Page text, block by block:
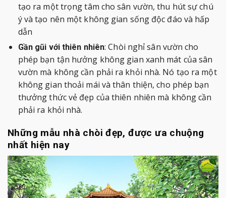
tạo ra một trọng tâm cho sân vườn, thu hút sự chú
ý và tạo nên một không gian sống độc đáo và hấp
dẫn
Gần gũi với thiên nhiên: Chòi nghỉ sân vườn cho
phép bạn tận hưởng không gian xanh mát của sân
vườn mà không cần phải ra khỏi nhà. Nó tạo ra một
không gian thoải mái và thân thiện, cho phép bạn
thưởng thức vẻ đẹp của thiên nhiên mà không cần
phải ra khỏi nhà.
Những mẫu nhà chòi đẹp, được ưa chuộng
nhất hiện nay